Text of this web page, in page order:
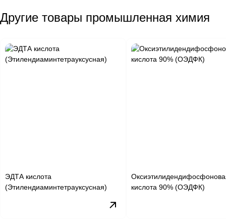
Другие товары промышленная химия
ЭДТА кислота
(Этилендиаминтетрауксусная)
кислота 90% (ОЭДФК)